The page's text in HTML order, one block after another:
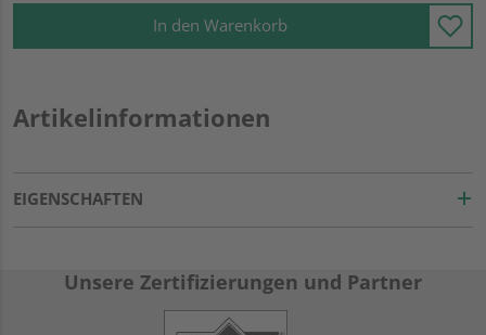
In den Warenkorb
Artikelinformationen
EIGENSCHAFTEN
Unsere Zertifizierungen und Partner